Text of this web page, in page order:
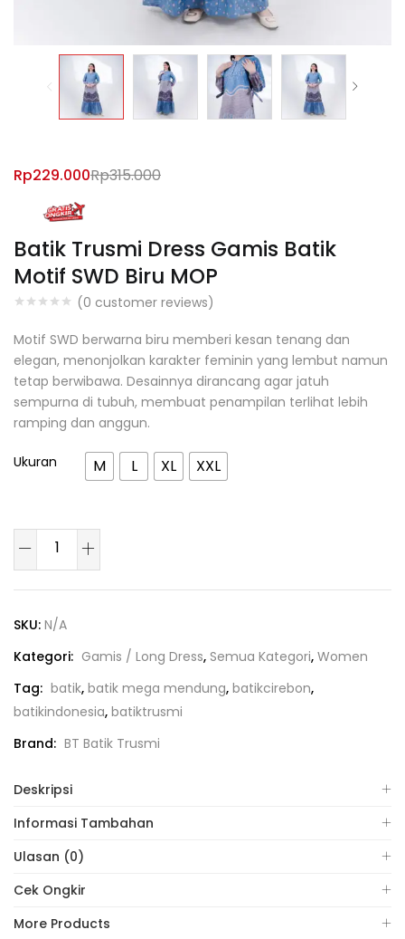
Batik Trusmi Dress Gamis Batik
Motif SWD Biru MOP
(0 customer reviews)
Rp229.000Rp315.000
Motif SWD berwarna biru memberi kesan tenang dan
elegan, menonjolkan karakter feminin yang lembut namun
tetap berwibawa. Desainnya dirancang agar jatuh
sempurna di tubuh, membuat penampilan terlihat lebih
ramping dan anggun.
Ukuran M L XL XXL
SKU: N/A
Kategori: Gamis / Long Dress, Semua Kategori, Women
Tag: batik, batik mega mendung, batikcirebon,
batikindonesia, batiktrusmi
Brand: BT Batik Trusmi
Deskripsi
Informasi Tambahan
Ulasan (0)
Cek Ongkir
More Products